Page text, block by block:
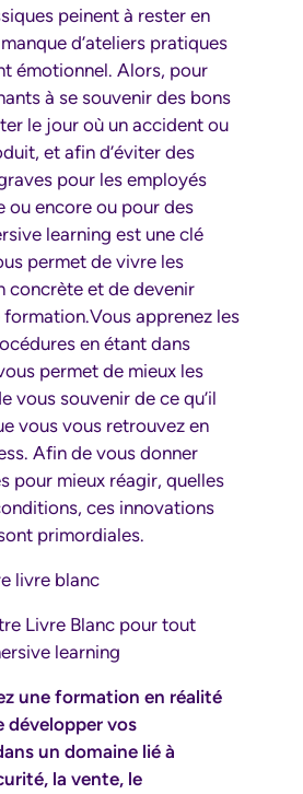
peinent à rester en
d’ateliers pratiques
émotionnel. Alors, pour
à se souvenir des bons
le jour où un accident ou
et afin d’éviter des
pour les employés
ou encore ou pour des
learning est une clé
permet de vivre les
concrète et de devenir
apprenez les
en étant dans
permet de mieux les
vous souvenir de ce qu’il
vous vous retrouvez en
Afin de vous donner
pour mieux réagir, quelles
ces innovations
primordiales.
livre blanc
Livre Blanc pour tout
learning
une formation en réalité
développer vos
un domaine lié à
la vente, le